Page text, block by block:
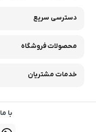
دسترسی سریع
محصولات فروشگاه
خدمات مشتریان
با